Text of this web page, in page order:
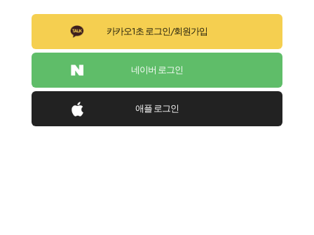
카카오1초 로그인/회원가입
네이버 로그인
애플 로그인